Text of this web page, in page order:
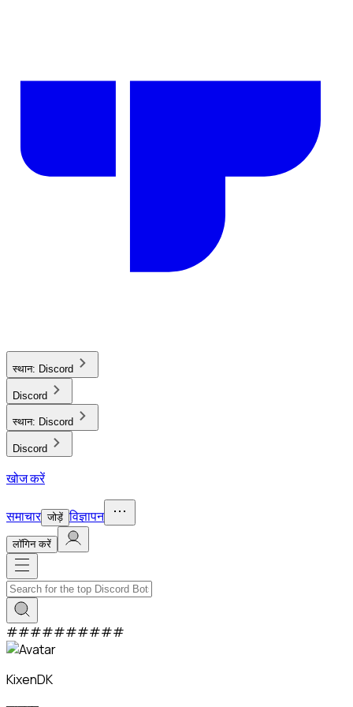
स्थान: Discord
Discord
स्थान: Discord
Discord
खोज करें
समाचार जोड़ें विज्ञापन
लाॅगिन करें
##########
KixenDK